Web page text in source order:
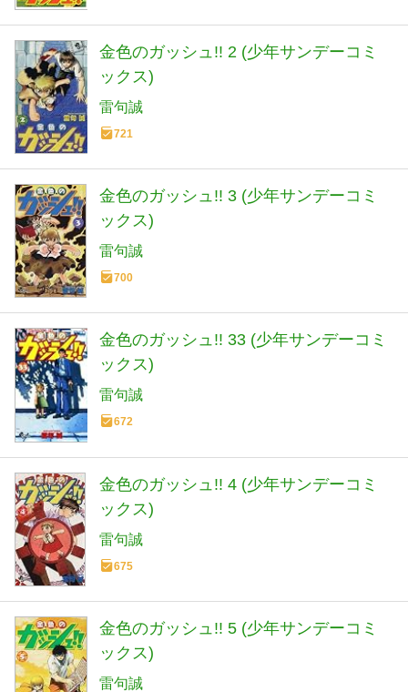
金色のガッシュ!! 2 (少年サンデーコミ
ックス)
雷句誠
721
金色のガッシュ!! 3 (少年サンデーコミ
ックス)
雷句誠
700
金色のガッシュ!! 33 (少年サンデーコミ
ックス)
雷句誠
672
金色のガッシュ!! 4 (少年サンデーコミ
ックス)
雷句誠
675
金色のガッシュ!! 5 (少年サンデーコミ
ックス)
雷句誠